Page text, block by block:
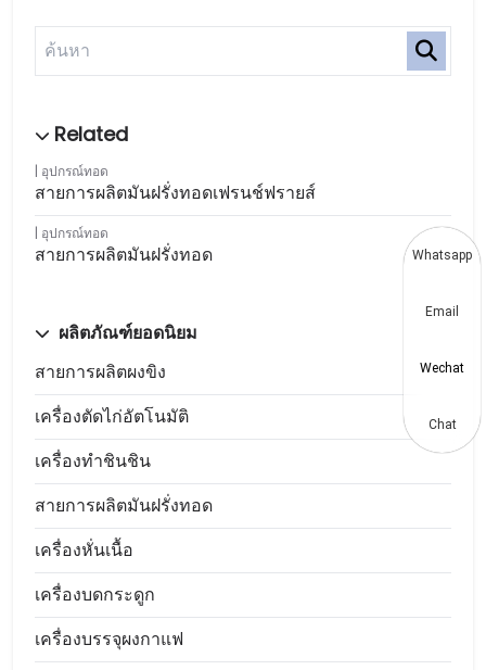
อุปกรณ์ทอด
สายการผลิตมันฝรั่งทอดเฟรนช์ฟรายส์
อุปกรณ์ทอด
สายการผลิตมันฝรั่งทอด
ผลิตภัณฑ์ยอดนิยม
สายการผลิตผงขิง
เครื่องตัดไก่อัตโนมัติ
เครื่องทำชินชิน
สายการผลิตมันฝรั่งทอด
เครื่องหั่นเนื้อ
เครื่องบดกระดูก
เครื่องบรรจุผงกาแฟ
Whatsapp
Email
Wechat
Chat